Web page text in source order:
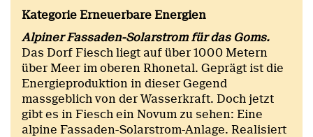
Kategorie Erneuerbare Energien
Alpiner Fassaden-Solarstrom für das Goms.
Das Dorf Fiesch liegt auf über 1000 Metern
über Meer im oberen Rhonetal. Geprägt ist die
Energieproduktion in dieser Gegend
massgeblich von der Wasserkraft. Doch jetzt
gibt es in Fiesch ein Novum zu sehen: Eine
alpine Fassaden-Solarstrom-Anlage. Realisiert